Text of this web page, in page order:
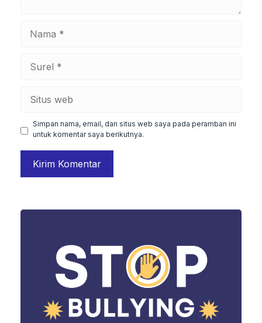
Simpan nama, email, dan situs web saya pada peramban ini
untuk komentar saya berikutnya.